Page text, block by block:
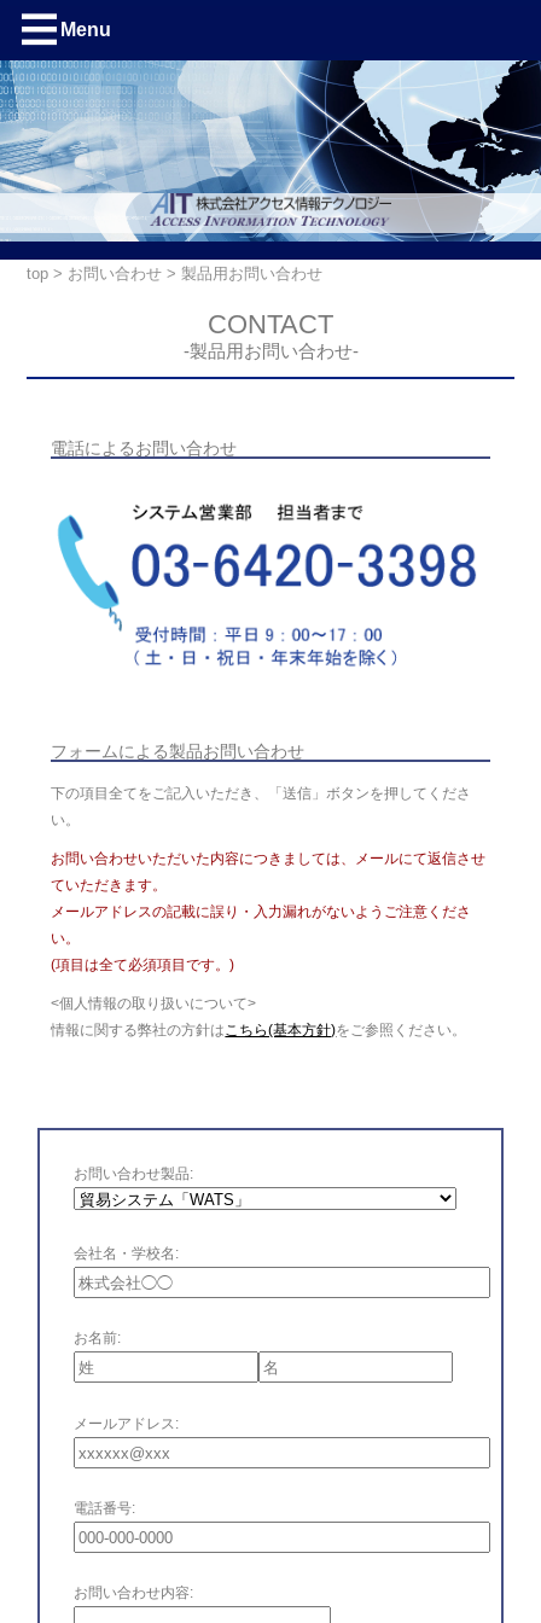
Menu
top > お問い合わせ > 製品用お問い合わせ
CONTACT
-製品用お問い合わせ-
電話によるお問い合わせ
フォームによる製品お問い合わせ
下の項目全てをご記入いただき、「送信」ボタンを押してくださ
い。
お問い合わせいただいた内容につきましては、メールにて返信させ
ていただきます。
メールアドレスの記載に誤り・入力漏れがないようご注意くださ
い。
(項目は全て必須項目です。)
<個人情報の取り扱いについて>
情報に関する弊社の方針はこちら(基本方針)をご参照ください。
お問い合わせ製品:
会社名・学校名:
お名前:
メールアドレス:
電話番号:
お問い合わせ内容: